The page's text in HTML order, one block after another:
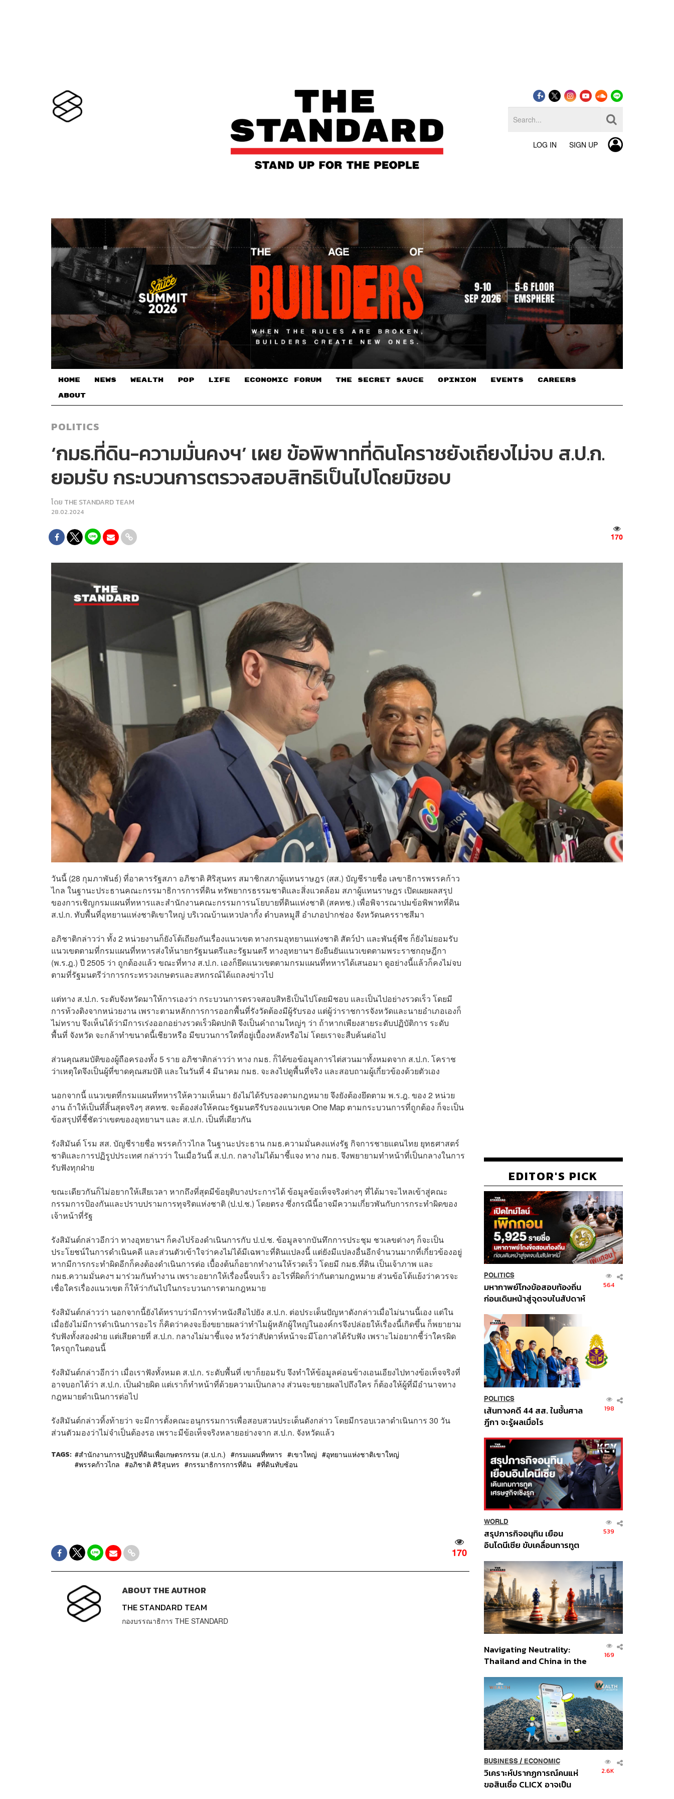
LOG IN SIGN UP
HOME NEWS WEALTH POP LIFE ECONOMIC FORUM THE SECRET SAUCE​ OPINION EVENTS CAREERS
ABOUT
POLITICS
‘กมธ.ที่ดิน-ความมั่นคงฯ’ เผย ข้อพิพาทที่ดินโคราชยังเถียงไม่จบ ส.ป.ก.
ยอมรับ กระบวนการตรวจสอบสิทธิเป็นไปโดยมิชอบ
โดย THE STANDARD TEAM
28.02.2024
170
วันนี้ (28 กุมภาพันธ์) ที่อาคารรัฐสภา อภิชาติ ศิริสุนทร สมาชิกสภาผู้แทนราษฎร (สส.) บัญชีรายชื่อ เลขาธิการพรรคก้าว
ไกล ในฐานะประธานคณะกรรมาธิการการที่ดิน ทรัพยากรธรรมชาติและสิ่งแวดล้อม สภาผู้แทนราษฎร เปิดเผยผลสรุป
ของการเชิญกรมแผนที่ทหารและสำนักงานคณะกรรมการนโยบายที่ดินแห่งชาติ (สคทช.) เพื่อพิจารณาปมข้อพิพาทที่ดิน
ส.ป.ก. ทับพื้นที่อุทยานแห่งชาติเขาใหญ่ บริเวณบ้านเหวปลากั้ง ตำบลหมูสี อำเภอปากช่อง จังหวัดนครราชสีมา
อภิชาติกล่าวว่า ทั้ง 2 หน่วยงานก็ยังโต้เถียงกันเรื่องแนวเขต ทางกรมอุทยานแห่งชาติ สัตว์ป่า และพันธุ์พืช ก็ยังไม่ยอมรับ
แนวเขตตามที่กรมแผนที่ทหารส่งให้นายกรัฐมนตรีและรัฐมนตรี ทางอุทยานฯ ยังยืนยันแนวเขตตามพระราชกฤษฎีกา
(พ.ร.ฎ.) ปี 2505 ว่า ถูกต้องแล้ว ขณะที่ทาง ส.ป.ก. เองก็ยึดแนวเขตตามกรมแผนที่ทหารได้เสนอมา ดูอย่างนี้แล้วก็คงไม่จบ
ตามที่รัฐมนตรีว่าการกระทรวงเกษตรและสหกรณ์ได้แถลงข่าวไป
แต่ทาง ส.ป.ก. ระดับจังหวัดมาให้การเองว่า กระบวนการตรวจสอบสิทธิเป็นไปโดยมิชอบ และเป็นไปอย่างรวดเร็ว โดยมี
การท้วงติงจากหน่วยงาน เพราะตามหลักการการออกพื้นที่รังวัดต้องมีผู้รับรอง แต่ผู้ว่าราชการจังหวัดและนายอำเภอเองก็
ไม่ทราบ จึงเห็นได้ว่ามีการเร่งออกอย่างรวดเร็วผิดปกติ จึงเป็นคำถามใหญ่ๆ ว่า ถ้าหากเพียงสายระดับปฏิบัติการ ระดับ
พื้นที่ จังหวัด จะกล้าทำขนาดนี้เชียวหรือ มีขบวนการใดที่อยู่เบื้องหลังหรือไม่ โดยเราจะสืบค้นต่อไป
ส่วนคุณสมบัติของผู้ถือครองทั้ง 5 ราย อภิชาติกล่าวว่า ทาง กมธ. ก็ได้ขอข้อมูลการไต่สวนมาทั้งหมดจาก ส.ป.ก. โคราช
ว่าเหตุใดจึงเป็นผู้ที่ขาดคุณสมบัติ และในวันที่ 4 มีนาคม กมธ. จะลงไปดูพื้นที่จริง และสอบถามผู้เกี่ยวข้องด้วยตัวเอง
นอกจากนี้ แนวเขตที่กรมแผนที่ทหารให้ความเห็นมา ยังไม่ได้รับรองตามกฎหมาย จึงยังต้องยึดตาม พ.ร.ฎ. ของ 2 หน่วย
งาน ถ้าให้เป็นที่สิ้นสุดจริงๆ สคทช. จะต้องส่งให้คณะรัฐมนตรีรับรองแนวเขต One Map ตามกระบวนการที่ถูกต้อง ก็จะเป็น
ข้อสรุปที่ชี้ชัดว่าเขตของอุทยานฯ และ ส.ป.ก. เป็นที่เดียวกัน
รังสิมันต์ โรม สส. บัญชีรายชื่อ พรรคก้าวไกล ในฐานะประธาน กมธ.ความมั่นคงแห่งรัฐ กิจการชายแดนไทย ยุทธศาสตร์
ชาติและการปฏิรูปประเทศ กล่าวว่า ในเมื่อวันนี้ ส.ป.ก. กลางไม่ได้มาชี้แจง ทาง กมธ. จึงพยายามทำหน้าที่เป็นกลางในการ
รับฟังทุกฝ่าย
ขณะเดียวกันก็ไม่อยากให้เสียเวลา หากถึงที่สุดมีข้อยุติบางประการได้ ข้อมูลข้อเท็จจริงต่างๆ ที่ได้มาจะไหลเข้าสู่คณะ
กรรมการป้องกันและปราบปรามการทุจริตแห่งชาติ (ป.ป.ช.) โดยตรง ซึ่งกรณีนี้อาจมีความเกี่ยวพันกับการกระทำผิดของ
เจ้าหน้าที่รัฐ
รังสิมันต์กล่าวอีกว่า ทางอุทยานฯ ก็คงไปร้องดำเนินการกับ ป.ป.ช. ข้อมูลจากบันทึกการประชุม ชวเลขต่างๆ ก็จะเป็น
ประโยชน์ในการดำเนินคดี และส่วนตัวเข้าใจว่าคงไม่ได้มีเฉพาะที่ดินแปลงนี้ แต่ยังมีแปลงอื่นอีกจำนวนมากที่เกี่ยวข้องอยู่
หากมีการกระทำผิดอีกก็คงต้องดำเนินการต่อ เบื้องต้นก็อยากทำงานให้รวดเร็ว โดยมี กมธ.ที่ดิน เป็นเจ้าภาพ และ
กมธ.ความมั่นคงฯ มาร่วมกันทำงาน เพราะอยากให้เรื่องนี้จบเร็ว อะไรที่ผิดก็ว่ากันตามกฎหมาย ส่วนข้อโต้แย้งว่าควรจะ
เชื่อใครเรื่องแนวเขต ก็ให้ว่ากันไปในกระบวนการตามกฎหมาย
รังสิมันต์กล่าวว่า นอกจากนี้ยังได้ทราบว่ามีการทำหนังสือไปยัง ส.ป.ก. ต่อประเด็นปัญหาดังกล่าวเมื่อไม่นานนี้เอง แต่ใน
เมื่อยังไม่มีการดำเนินการอะไร ก็คิดว่าคงจะยิ่งขยายผลว่าทำไมผู้หลักผู้ใหญ่ในองค์กรจึงปล่อยให้เรื่องนี้เกิดขึ้น ก็พยายาม
รับฟังทั้งสองฝ่าย แต่เสียดายที่ ส.ป.ก. กลางไม่มาชี้แจง หวังว่าสัปดาห์หน้าจะมีโอกาสได้รับฟัง เพราะไม่อยากชี้ว่าใครผิด
ใครถูกในตอนนี้
รังสิมันต์กล่าวอีกว่า เมื่อเราฟังทั้งหมด ส.ป.ก. ระดับพื้นที่ เขาก็ยอมรับ จึงทำให้ข้อมูลค่อนข้างเอนเอียงไปทางข้อเท็จจริงที่
อาจบอกได้ว่า ส.ป.ก. เป็นฝ่ายผิด แต่เราก็ทำหน้าที่ด้วยความเป็นกลาง ส่วนจะขยายผลไปถึงใคร ก็ต้องให้ผู้ที่มีอำนาจทาง
กฎหมายดำเนินการต่อไป
รังสิมันต์กล่าวทิ้งท้ายว่า จะมีการตั้งคณะอนุกรรมการเพื่อสอบสวนประเด็นดังกล่าว โดยมีกรอบเวลาดำเนินการ 30 วัน
ส่วนตัวมองว่าไม่จำเป็นต้องรอ เพราะมีข้อเท็จจริงหลายอย่างจาก ส.ป.ก. จังหวัดแล้ว
TAGS: สำนักงานการปฏิรูปที่ดินเพื่อเกษตรกรรม (ส.ป.ก.) กรมแผนที่ทหาร เขาใหญ่
อุทยานแห่งชาติเขาใหญ่
พรรคก้าวไกล
อภิชาติ ศิริสุนทร กรรมาธิการการที่ดิน ที่ดินทับซ้อน
170
ABOUT THE AUTHOR
THE STANDARD TEAM
กองบรรณาธิการ THE STANDARD
EDITOR'S PICK
POLITICS
มหากาพย์โกงข้อสอบท้องถิ่น
ก่อนเดินหน้าสู่จุดจบในสัปดาห์
564
POLITICS
เส้นทางคดี 44 สส. ในชั้นศาล
ฎีกา จะรู้ผลเมื่อไร
198
WORLD
สรุปภารกิจอนุทิน เยือน
อินโดนีเซีย ขับเคลื่อนการทูต
ส่วนยุทธศาสตร์ไทย –
อินโดนีเซีย
539
Navigating Neutrality:
Thailand and China in the
Order
169
BUSINESS/ ECONOMIC
วิเคราะห์ปรากฏการณ์คนแห่
ขอสินเชื่อ CLICX อาจเป็น
2.6K